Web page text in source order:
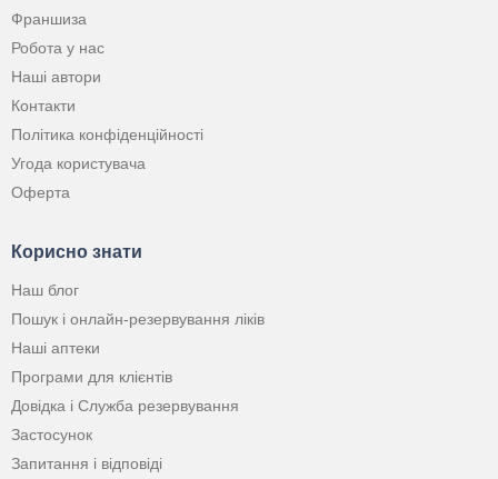
Франшиза
Робота у нас
Наші автори
Контакти
Політика конфіденційності
Угода користувача
Оферта
Корисно знати
Наш блог
Пошук і онлайн-резервування ліків
Наші аптеки
Програми для клієнтів
Довідка і Служба резервування
Застосунок
Запитання і відповіді